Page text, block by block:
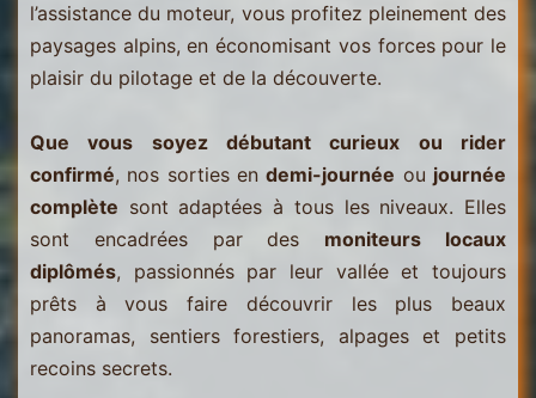
l’assistance du moteur, vous profitez pleinement des
paysages alpins, en économisant vos forces pour le
plaisir du pilotage et de la découverte.
Que vous soyez débutant curieux ou rider
confirmé, nos sorties endemi-journée ou journée
complète sont adaptées à tous les niveaux. Elles
sont encadrées par des moniteurs locaux
diplômés, passionnés par leur vallée et toujours
prêts à vous faire découvrir les plus beaux
panoramas, sentiers forestiers, alpages et petits
recoins secrets.